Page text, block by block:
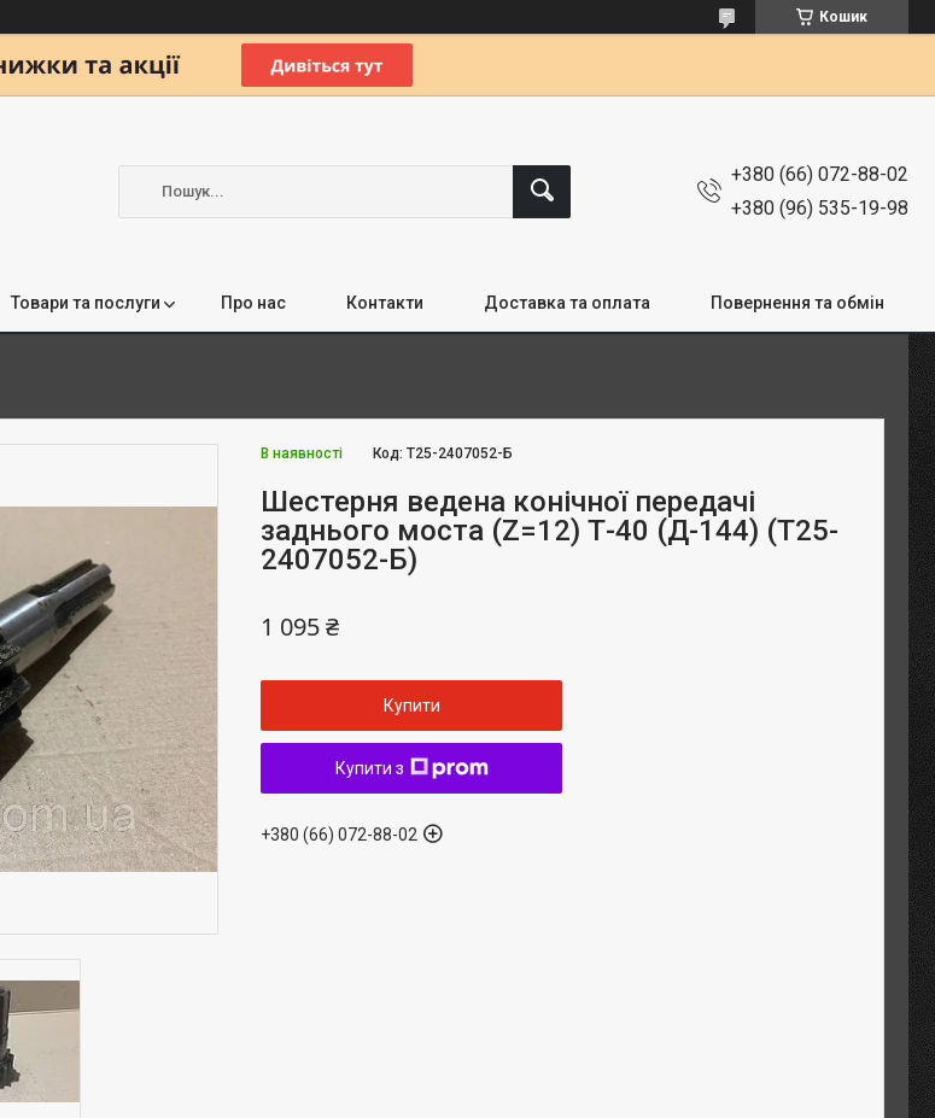
Кошик
+380 (66) 072-88-02
+380 (96) 535-19-98
Товари та послуги Про нас Контакти Доставка та оплата Повернення та обмін
В наявності Код:Т25-2407052-Б
Шестерня ведена конічної передачі
заднього моста (Z=12) Т-40 (Д-144) (Т25-
2407052-Б)
1 095 ₴
Купити
Купити з
+380 (66) 072-88-02